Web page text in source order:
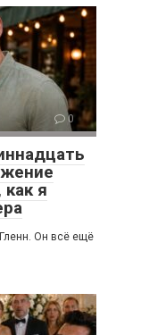
0
как я
Он всё ещё